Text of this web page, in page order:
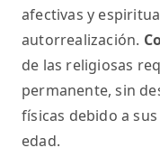
afectivas y
autorrealización.
de las religiosas
permanente, sin
físicas debido a
edad.